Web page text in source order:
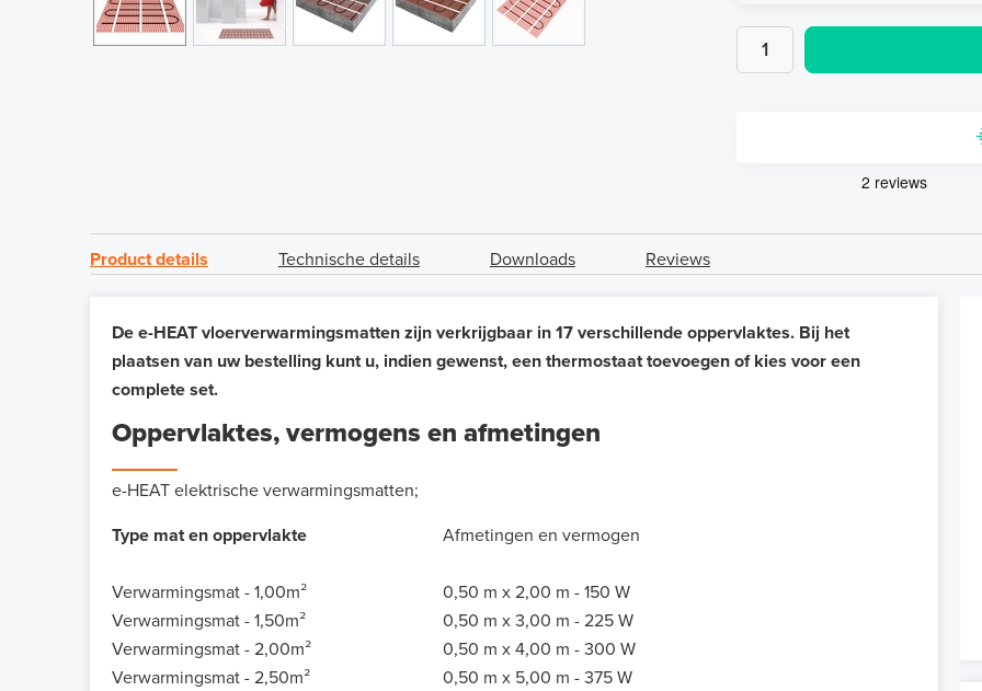
Product details Technische details Downloads Reviews
De e-HEAT vloerverwarmingsmatten zijn verkrijgbaar in 17 verschillende oppervlaktes. Bij het
plaatsen van uw bestelling kunt u, indien gewenst, een thermostaat toevoegen of kies voor een
complete set.
Oppervlaktes, vermogens en afmetingen
e-HEAT elektrische verwarmingsmatten;
Type mat en oppervlakte Afmetingen en vermogen
Verwarmingsmat - 1,00m²
0,50 m x 2,00 m - 150 W
Verwarmingsmat - 1,50m²
0,50 m x 3,00 m - 225 W
Verwarmingsmat - 2,00m²
0,50 m x 4,00 m - 300 W
Verwarmingsmat - 2,50m²
0,50 m x 5,00 m - 375 W